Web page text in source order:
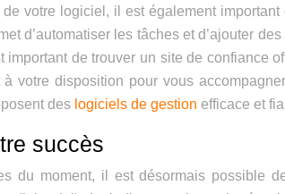
votre logiciel, il est également important
d’automatiser les tâches et d’ajouter
de trouver un site de confiance
votre disposition pour vous
des logiciels de gestion efficace et
succès
du moment, il est désormais possible